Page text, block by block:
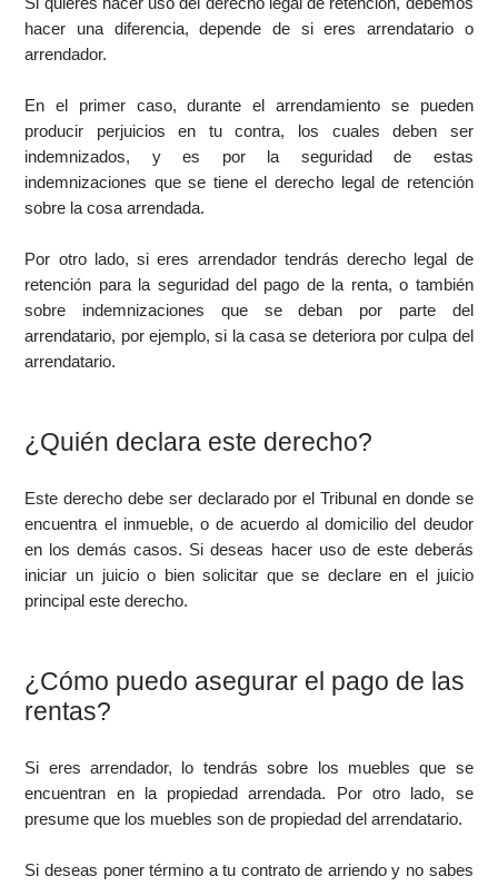
hacer una diferencia, depende de si eres arrendatario o
arrendador.
En el primer caso, durante el arrendamiento se pueden
producir perjuicios en tu contra, los cuales deben ser
indemnizados, y es por la seguridad de estas
indemnizaciones que se tiene el derecho legal de retención
sobre la cosa arrendada.
Por otro lado, si eres arrendador tendrás derecho legal de
retención para la seguridad del pago de la renta, o también
sobre indemnizaciones que se deban por parte del
arrendatario, por ejemplo, si la casa se deteriora por culpa del
arrendatario.
¿Quién declara este derecho?
Este derecho debe ser declarado por el Tribunal en donde se
encuentra el inmueble, o de acuerdo al domicilio del deudor
en los demás casos. Si deseas hacer uso de este deberás
iniciar un juicio o bien solicitar que se declare en el juicio
principal este derecho.
¿Cómo puedo asegurar el pago de las
rentas?
Si eres arrendador, lo tendrás sobre los muebles que se
encuentran en la propiedad arrendada. Por otro lado, se
presume que los muebles son de propiedad del arrendatario.
Si deseas poner término a tu contrato de arriendo y no sabes